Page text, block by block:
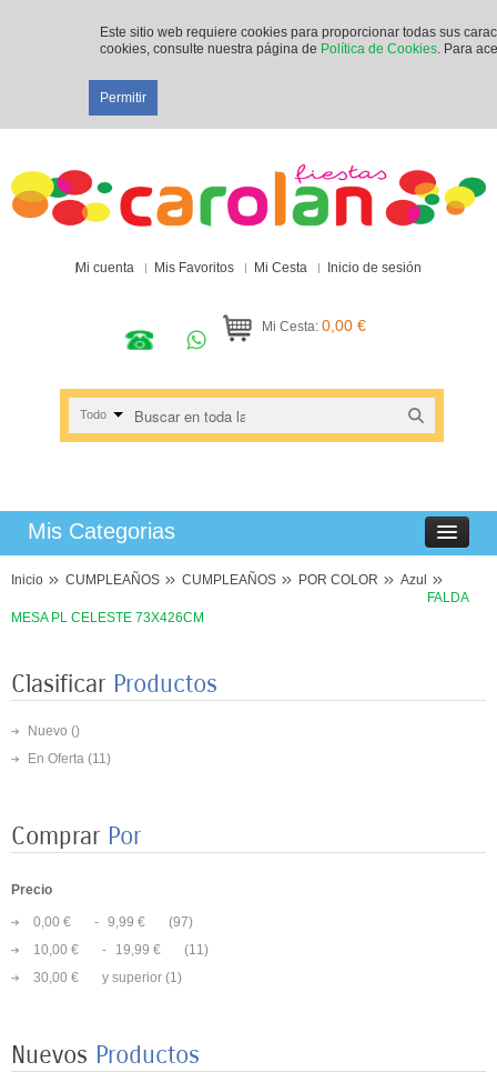
Este sitio web requiere cookies para proporcionar todas sus
cookies, consulte nuestra página de Política de Cookies. Para
Permitir
Mi cuenta Mis Favoritos Mi Cesta Inicio de sesión
Mi Cesta: 0,00 €
Todo
Mis Categorias
Inicio CUMPLEAÑOS CUMPLEAÑOS POR COLOR
Azul
FALDA
MESA PL CELESTE 73X426CM
Clasificar Productos
Nuevo ()
En Oferta (11)
Comprar Por
Precio
0,00 € - 9,99 €
(97)
10,00 €
- 19,99 €
(11)
30,00 €
y superior (1)
Nuevos Productos
8 PLATOS MARIPOSAS COLORES 23CM